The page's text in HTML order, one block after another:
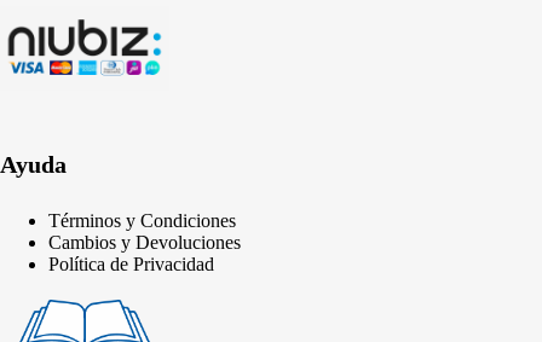
Ayuda
Términos y Condiciones
Cambios y Devoluciones
Política de Privacidad